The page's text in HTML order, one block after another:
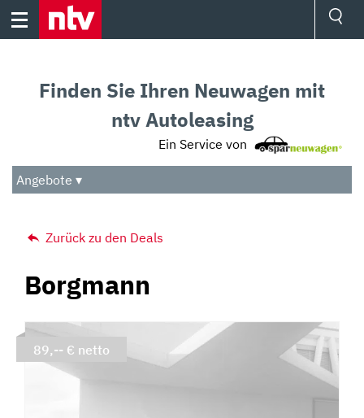
Skip
Audio
Das Beste
Finden Sie Ihren Neuwagen mit
ntv Autoleasing
Ein Service von
Angebote ▾
Zurück zu den Deals
Borgmann
89,-- € netto